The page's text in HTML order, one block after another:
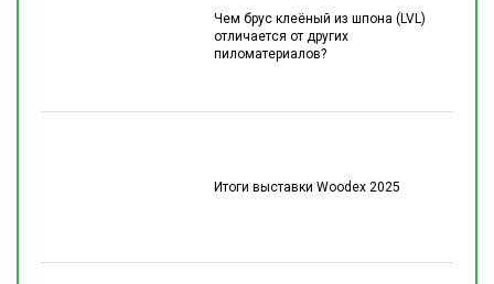
Чем брус клеёный из шпона (LVL)
отличается от других
пиломатериалов?
Итоги выставки Woodex 2025